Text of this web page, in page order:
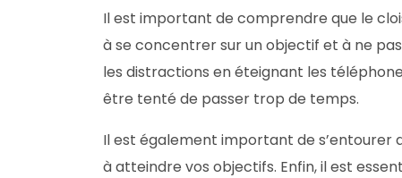
Il est important de comprendre que le
à se concentrer sur un objectif et à ne
les distractions en éteignant les
être tenté de passer trop de temps.
Il est également important de s’entourer
à atteindre vos objectifs. Enfin, il est